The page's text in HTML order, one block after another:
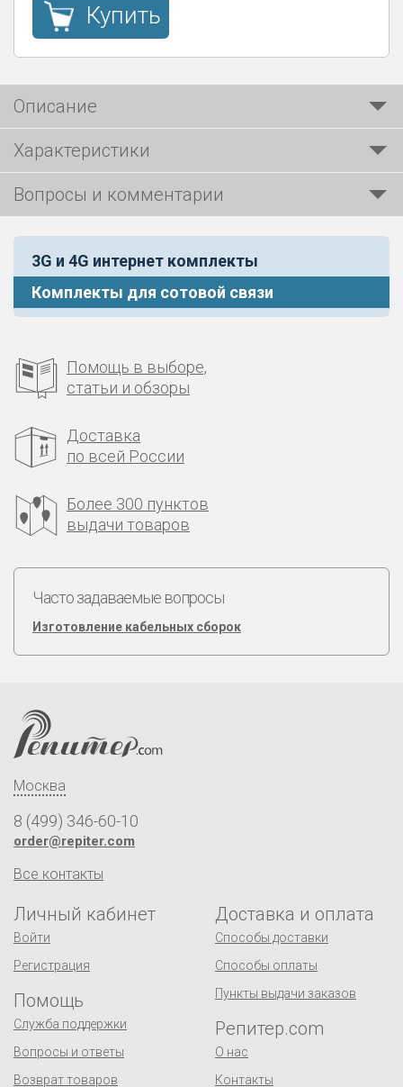
Купить
Описание
Характеристики
Вопросы и комментарии
3G и 4G интернет комплекты
Комплекты для сотовой связи
Помощь в выборе,
статьи и обзоры
Доставка
по всей России
Более 300 пунктов
выдачи товаров
Часто задаваемые вопросы
Изготовление кабельных сборок
Москва
8 (499) 346-60-10
order@repiter.com
Все контакты
Личный кабинет
Войти
Регистрация
Помощь
Служба поддержки
Вопросы и ответы
Возврат товаров
Доставка и оплата
Способы доставки
Способы оплаты
Пункты выдачи заказов
Репитер.com
О нас
Контакты